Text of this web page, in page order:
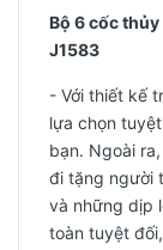
Bộ 6 cốc
J1583
- Với thiết kế
lựa chọn
bạn. Ngoài
đi tặng người
và những dịp
toàn tuyệt